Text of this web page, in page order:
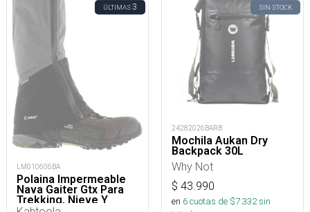
ÚLTIMAS3
LM010606BA
Polaina Impermeable
Nava Gaiter Gtx Para
Trekking, Nieve Y
SIN STOCK
24282026BARB
Mochila Aukan Dry
Backpack 30L
Why Not
$ 43.990
en 6cuotas de $7.332sin